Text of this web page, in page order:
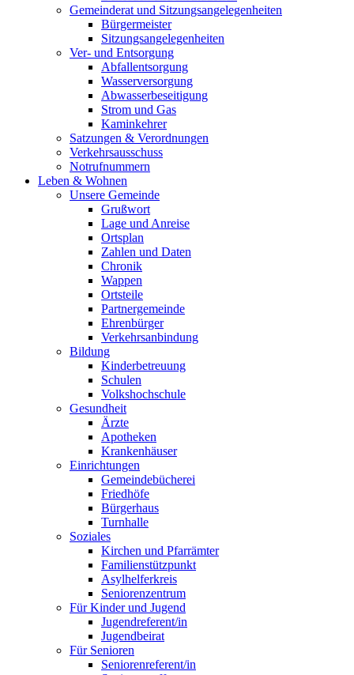
Gemeinderat und Sitzungsangelegenheiten
Bürgermeister
Sitzungsangelegenheiten
Ver- und Entsorgung
Abfallentsorgung
Wasserversorgung
Abwasserbeseitigung
Strom und Gas
Kaminkehrer
Satzungen & Verordnungen
Verkehrsausschuss
Notrufnummern
Leben & Wohnen
Unsere Gemeinde
Grußwort
Lage und Anreise
Ortsplan
Zahlen und Daten
Chronik
Wappen
Ortsteile
Partnergemeinde
Ehrenbürger
Verkehrsanbindung
Bildung
Kinderbetreuung
Schulen
Volkshochschule
Gesundheit
Ärzte
Apotheken
Krankenhäuser
Einrichtungen
Gemeindebücherei
Friedhöfe
Bürgerhaus
Turnhalle
Soziales
Kirchen und Pfarrämter
Familienstützpunkt
Asylhelferkreis
Seniorenzentrum
Für Kinder und Jugend
Jugendreferent/in
Jugendbeirat
Für Senioren
Seniorenreferent/in